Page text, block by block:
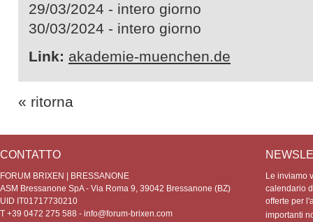
29/03/2024 - intero giorno
30/03/2024 - intero giorno
Link: akademie-muenchen.de
« ritorna
CONTATTO
FORUM BRIXEN | BRESSANONE
ASM Bressanone SpA - Via Roma 9, 39042 Bressanone (BZ)
UID IT01717730210
T +39 0472 275 588 - info@forum-brixen.com
Le inviamo
calendario
offerte per
importanti